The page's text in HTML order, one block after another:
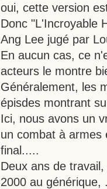
oui, cette version
Donc "L'Incroyable
Ang Lee jugé par
En aucun cas, ce
acteurs le montre
Généralement, les
épisdes montrant
Ici, nous avons un
un combat à armes
final.....
Deux ans de
2000 au générique,